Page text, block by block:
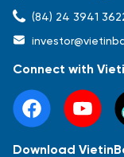
(84) 24 3941
Connect with
Download